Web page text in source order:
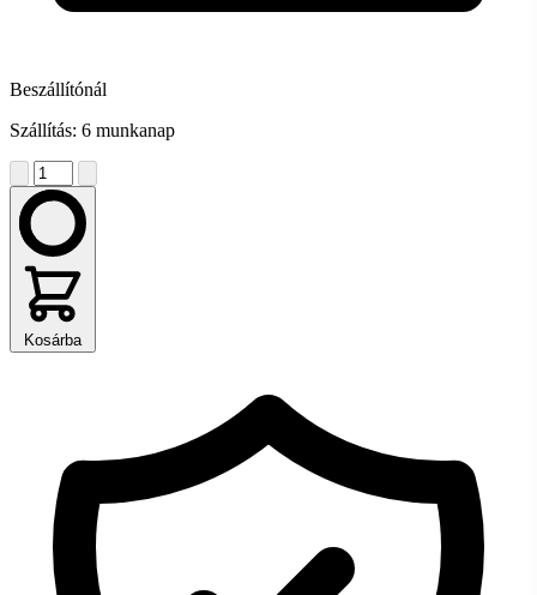
Beszállítónál
Szállítás: 6 munkanap
Kosárba